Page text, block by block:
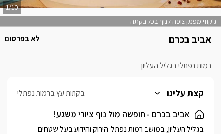
אביב בכרם
רמות נפתלי בגליל העליון
לא בפרסום
ג'קוזי מפנק צופה לנוף בכל בקתה
1/10
קצת עלינו בקתות עץ ברמות נפתלי
אביב בכרם - חופשה מול נוף ציורי משגע!